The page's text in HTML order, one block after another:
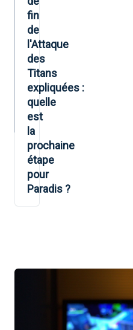
fin
de
l'Attaque
des
Titans
expliquées :
quelle
est
la
prochaine
étape
pour
Paradis ?